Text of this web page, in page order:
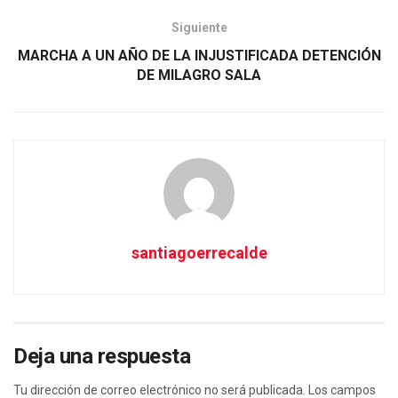
Siguiente
MARCHA A UN AÑO DE LA INJUSTIFICADA DETENCIÓN
DE MILAGRO SALA
santiagoerrecalde
Deja una respuesta
Tu dirección de correo electrónico no será publicada. Los campos